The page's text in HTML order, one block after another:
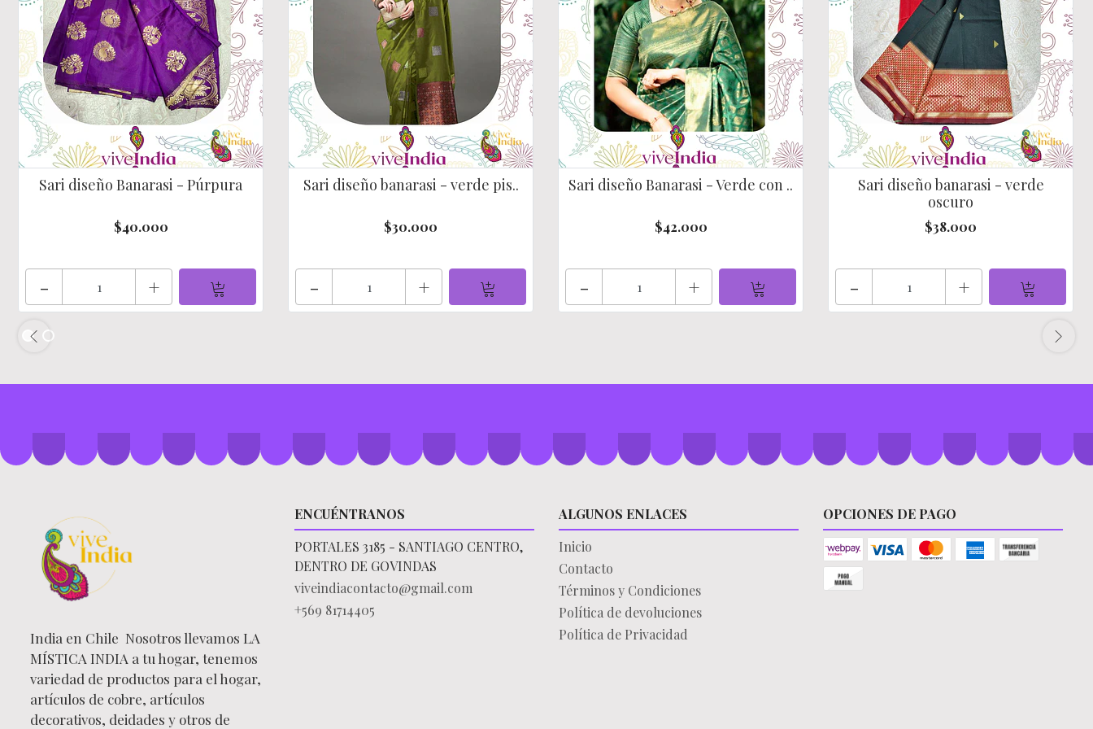
Sari diseño Banarasi - Púrpura
$40.000
- +
Sari diseño banarasi - verde pis..
$30.000
- +
Sari diseño Banarasi - Verde con ..
$42.000
- +
Sari diseño banarasi - verde
oscuro
$38.000
- +
India en Chile Nosotros llevamos LA
MÍSTICA INDIA a tu hogar, tenemos
variedad de productos para el hogar,
artículos de cobre, artículos
decorativos, deidades y otros de
ENCUÉNTRANOS
PORTALES 3185 - SANTIAGO CENTRO,
DENTRO DE GOVINDAS
viveindiacontacto@gmail.com
+569 81714405
ALGUNOS ENLACES
Inicio
Contacto
Términos y Condiciones
Política de devoluciones
Política de Privacidad
OPCIONES DE PAGO